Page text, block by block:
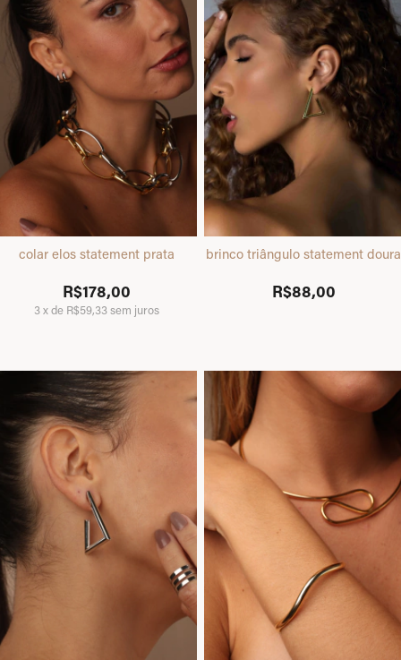
colar elos statement prata
R$178,00
3xde R$59,33sem juros
brinco triângulo statement
R$88,00